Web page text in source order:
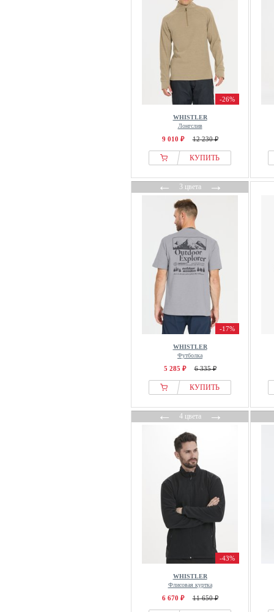
-26%
WHISTLER
Лонгслив
9 010 ₽ 12 230 ₽
КУПИТЬ
←3 цвета→
-17%
WHISTLER
Футболка
5 285 ₽ 6 335 ₽
КУПИТЬ
←4 цвета→
-43%
WHISTLER
Флисовая куртка
6 670 ₽ 11 650 ₽